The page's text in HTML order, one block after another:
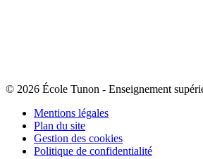
© 2026 École Tunon - Enseignement
Mentions légales
Plan du site
Gestion des cookies
Politique de confidentialité